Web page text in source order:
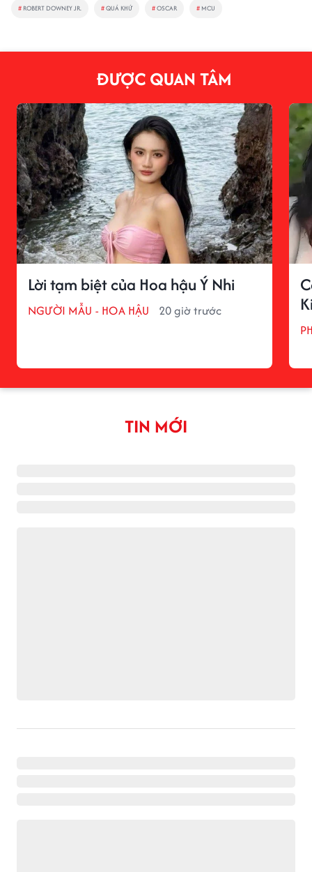
# ROBERT DOWNEY JR. #QUÁ KHỨ #OSCAR # MCU
ĐƯỢC QUAN TÂM
Lời tạm biệt của Hoa hậu Ý Nhi
NGƯỜI MẪU - HOA HẬU 20 giờ trước
TIN MỚI